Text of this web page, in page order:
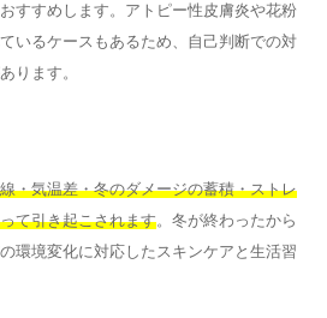
すすめします。アトピー性皮膚炎や花粉
いるケースもあるため、自己判断での対
ります。
・気温差・冬のダメージの蓄積・ストレ
て引き起こされます。冬が終わったから
環境変化に対応したスキンケアと生活習